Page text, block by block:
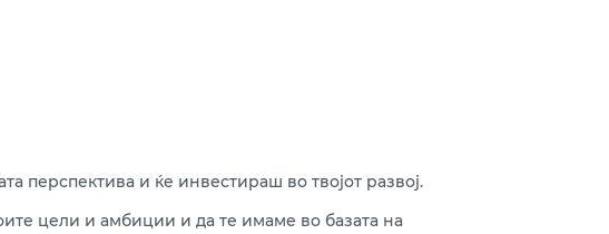
перспектива и ќе инвестираш во твојот развој.
цели и амбиции и да те имаме во базата на